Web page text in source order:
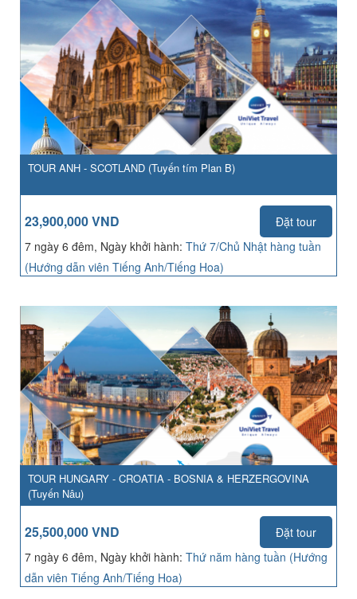
TOUR ANH - SCOTLAND (Tuyến tím Plan B)
23,900,000 VND
Đặt tour
7 ngày 6 đêm, Ngày khởi hành: Thứ 7/Chủ Nhật hàng tuần
(Hướng dẫn viên Tiếng Anh/Tiếng Hoa)
TOUR HUNGARY - CROATIA - BOSNIA & HERZERGOVINA
(Tuyến Nâu)
25,500,000 VND
Đặt tour
7 ngày 6 đêm, Ngày khởi hành: Thứ năm hàng tuần (Hướng
dẫn viên Tiếng Anh/Tiếng Hoa)